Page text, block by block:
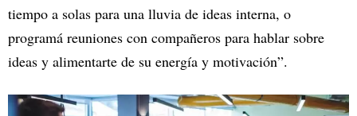
tiempo a solas para una lluvia de ideas interna, o
programá reuniones con compañeros para hablar sobre
ideas y alimentarte de su energía y motivación”.